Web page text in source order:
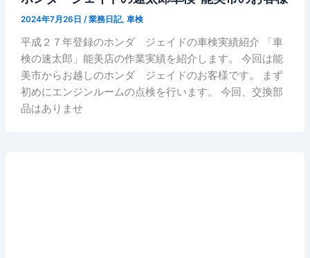
2024年7月26日 /業務日記, 車検
平成２７年登録のホンダ ジェイドの車検実績紹介 「車
検の速太郎」能美店の作業実績を紹介します。 今回は能
美市からお越しのホンダ ジェイドのお客様です。 まず
初めにエンジンルームの点検を行います。 今回、交換部
品はありませ